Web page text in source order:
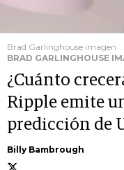
Brad Garlinghouse imagen
BRAD GARLINGHOUSE
¿Cuánto
Ripple emite
predicción de
Billy Bambrough